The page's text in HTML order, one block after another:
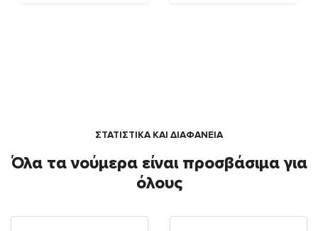
ΣΤΑΤΙΣΤΙΚΑ ΚΑΙ ΔΙΑΦΑΝΕΙΑ
Όλα τα νούμερα είναι προσβάσιμα για
όλους